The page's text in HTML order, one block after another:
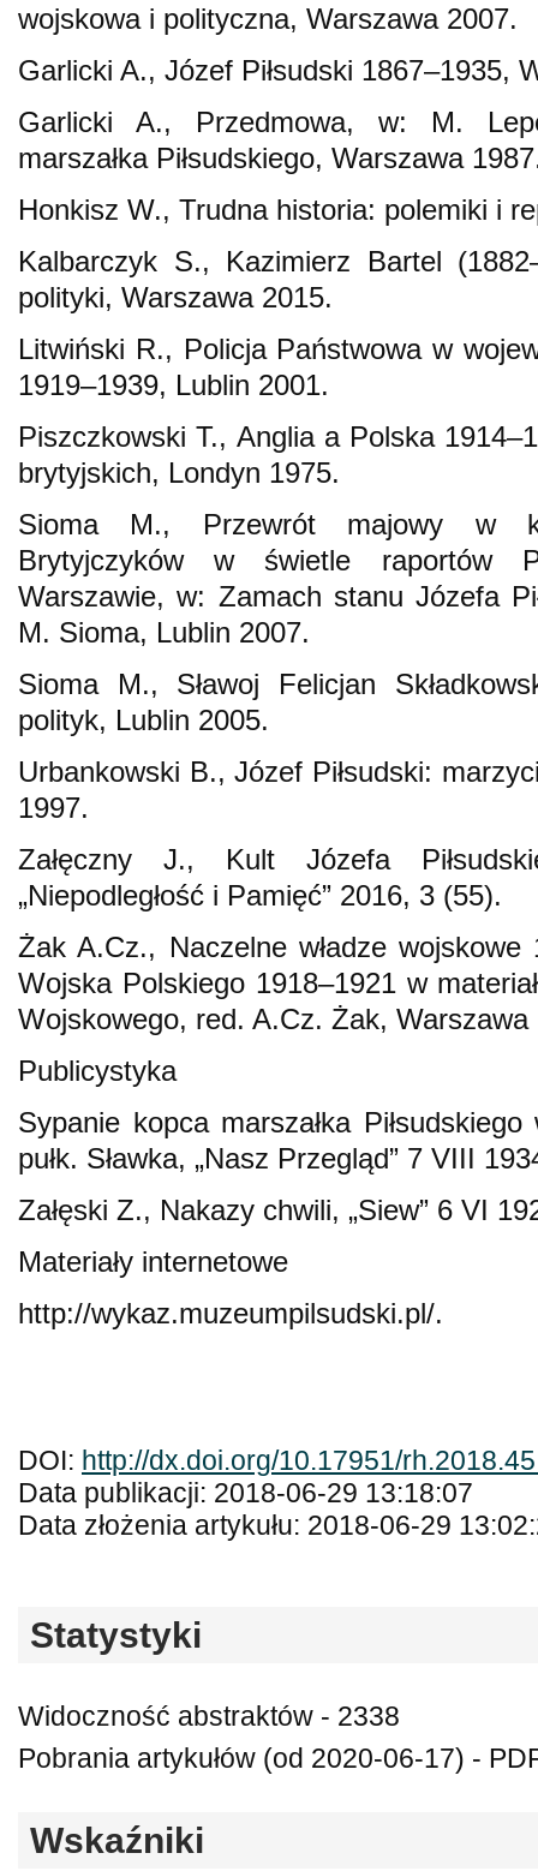
wojskowa i polityczna, Warszawa 2007.
Garlicki A., Józef Piłsudski 1867–1935,
Garlicki A., Przedmowa, w: M.
marszałka Piłsudskiego, Warszawa
Honkisz W., Trudna historia: polemiki i
Kalbarczyk S., Kazimierz Bartel
polityki, Warszawa 2015.
Litwiński R., Policja Państwowa w
1919–1939, Lublin 2001.
Piszczkowski T., Anglia a Polska
brytyjskich, Londyn 1975.
Sioma M., Przewrót majowy w
Brytyjczyków w świetle raportów
Warszawie, w: Zamach stanu Józefa
M. Sioma, Lublin 2007.
Sioma M., Sławoj Felicjan
polityk, Lublin 2005.
Urbankowski B., Józef Piłsudski:
1997.
Załęczny J., Kult Józefa
„Niepodległość i Pamięć” 2016, 3 (55).
Żak A.Cz., Naczelne władze
Wojska Polskiego 1918–1921 w
Wojskowego, red. A.Cz. Żak, Warszawa
Publicystyka
Sypanie kopca marszałka
pułk. Sławka, „Nasz Przegląd” 7 VIII
Załęski Z., Nakazy chwili, „Siew” 6 VI
Materiały internetowe
http://wykaz.muzeumpilsudski.pl/.
DOI: http://dx.doi.org/10.17951/
Data publikacji: 2018-06-29 13:18:07
Data złożenia artykułu: 2018-06-29
Statystyki
Widoczność abstraktów - 2338
Pobrania artykułów (od 2020-06-17) -
Wskaźniki